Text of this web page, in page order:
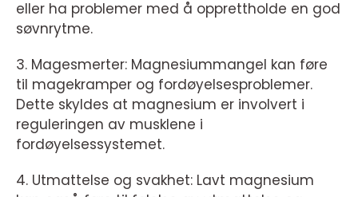
eller ha problemer med å opprettholde en god
søvnrytme.
3. Magesmerter: Magnesiummangel kan føre
til magekramper og fordøyelsesproblemer.
Dette skyldes at magnesium er involvert i
reguleringen av musklene i
fordøyelsessystemet.
4. Utmattelse og svakhet: Lavt magnesium